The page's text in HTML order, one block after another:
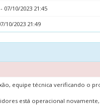
07/10/2023 21:45
10/2023 21:49
equipe técnica verificando o
está operacional